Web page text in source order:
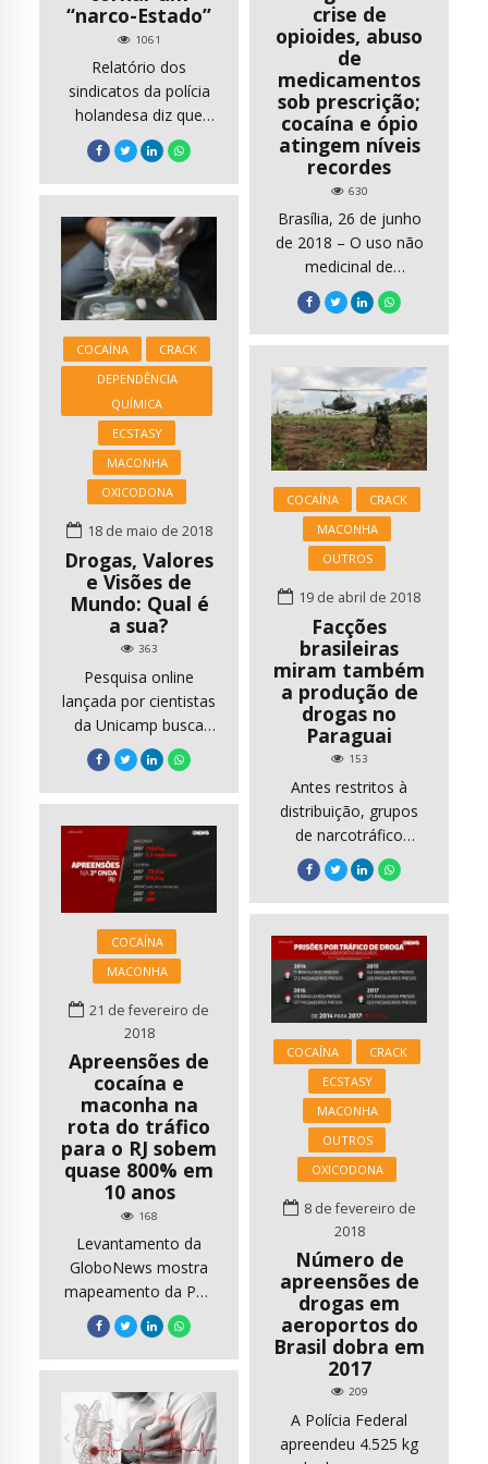
crise de
opioides, abuso
de
medicamentos
sob prescrição;
cocaína e ópio
atingem níveis
recordes
630
Brasília, 26 de junho
de 2018 – O uso não
medicinal de
medicamentos sob
prescrição está se
tornando uma
enorme ameaça para
a saúde pública e o
cumprimento da lei
no mundo, com
opioides sendo
responsáveis pelos
maiores danos,
contabilizando 76%
de mortes
envolvendo distúrbios
relacionados ao uso
de drogas. A
conclusão é do
Relatório […]
“narco-Estado”
1061
Relatório dos
sindicatos da polícia
holandesa diz que
gangues estão a
aumentar influência e
que há vítimas que já
queixas com medo
de represálias. A
criminalidade
organizada na
mesmo que não seja
registada, e por isso
as associações de
polícias estão
preocupadas ao
ponto de acreditarem
que aquele país pode
estar […]
COCAÍNA
CRACK
DEPENDÊNCIA
QUÍMICA
ECSTASY
MACONHA
OXICODONA
18 de maio de 2018
Drogas, Valores
e Visões de
Mundo: Qual é
a sua?
363
Pesquisa online
lançada por cientistas
da Unicamp busca
entender o que
influencia a opinião
das pessoas sobre
objetivo da pesquisa
é “entender melhor o
que leva alguém a
tomar uma ou outra
posição sobre
políticas de drogas”,
diz o professor Luís
Fernando Tófoli, do
Departamento de
Psicologia Médica e
Psiquiatria da […]
COCAÍNA
CRACK
MACONHA
OUTROS
19 de abril de 2018
Facções
brasileiras
miram também
a produção de
drogas no
Paraguai
153
Antes restritos à
distribuição, grupos
de narcotráfico
elevam violência na
divisa com Brasil
PEDRO JUAN
vermelha que gruda
nos sapatos e na
traseira dos carros de
quem vai à fronteira
do Brasil com o
Paraguai é a mesma
em que se cultiva a
maconha consumida
em São Paulo, no Rio
e outras cidades […]
COCAÍNA
MACONHA
21 de fevereiro de
2018
Apreensões de
cocaína e
maconha na
rota do tráfico
para o RJ sobem
quase 800% em
10 anos
168
Levantamento da
GloboNews mostra
mapeamento da PRF
em estradas federais
de 8 estados e DF.
Analista criminal
inteligência das
polícias para
combater o
COCAÍNA
CRACK
ECSTASY
MACONHA
OUTROS
OXICODONA
8 de fevereiro de
2018
Número de
apreensões de
drogas em
aeroportos do
Brasil dobra em
2017
209
A Polícia Federal
apreendeu 4.525 kg